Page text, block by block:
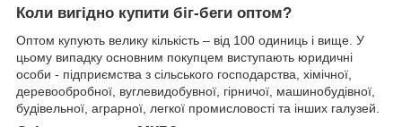
Коли вигідно купити біг-беги оптом?
Оптом купують велику кількість – від 100 одиниць і вище. У
цьому випадку основним покупцем виступають юридичні
особи - підприємства з сільського господарства, хімічної,
деревообробної, вуглевидобувної, гірничої, машинобудівної,
будівельної, аграрної, легкої промисловості та інших галузей.